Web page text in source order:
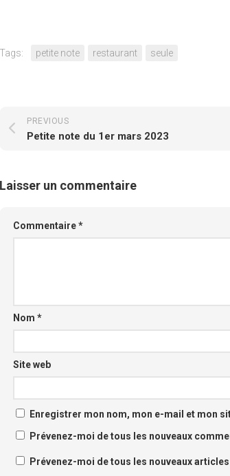
Tags: petite note restaurant seule
PREVIOUS
Petite note du 1er mars 2023
Laisser un commentaire
Commentaire*
Nom *
Site web
Enregistrer mon nom, mon e-mail et mon
Prévenez-moi de tous les nouveaux
Prévenez-moi de tous les nouveaux